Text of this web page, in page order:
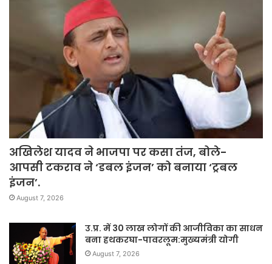
अखिलेश यादव ने भाजपा पर कसा तंज, बोले-
आपसी टकराव ने ‘डबल इंजन’ को बनाया ‘ट्रबल
इंजन’.
August 7, 2026
उ.प्र. में 30 लाख लोगों की आजीविका का साधन
बना हथकरघा-पावरलूम:मुख्यमंत्री योगी
August 7, 2026